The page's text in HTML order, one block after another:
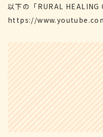
以下の「RURAL HEALING
https://